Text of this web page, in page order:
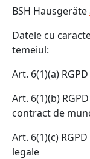
BSH Hausgeräte
Datele cu
temeiul:
Art. 6(1)(a)
Art. 6(1)(b)
contract de
Art. 6(1)(c)
legale